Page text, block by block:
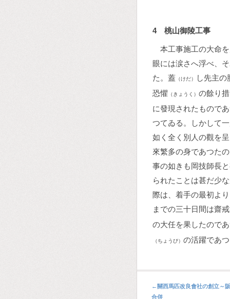
4 桃山御陵工事
本工事施工の大命
眼には涙さへ浮べ、
た。蓋 （けだ）
し先主
恐懼 （きょうく） の餘り
に發現されたもので
つてゐる。しかして
如く全く別人の觀を
來繁多の身であつた
事の如きも岡技師長
られたことは甚だ少
際は、着手の最初よ
までの三十日間は齋
の大任を果したので
（ちょうび） の活躍であ
← 關西馬匹改良會社の創立～
合併